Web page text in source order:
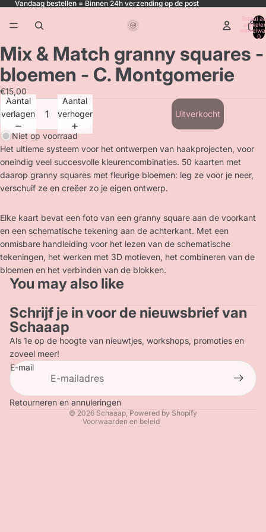
Vandaag bestellen = Binnen 24h verzending op de post
Totaal
0
Mix & Match granny squares -
bloemen - C. Montgomerie
€15,00
Aantal
verlagen
Aantal
verhogen
Uitverkocht
Niet op voorraad
Het ultieme systeem voor het ontwerpen van haakprojecten, voor
oneindig veel succesvolle kleurencombinaties. 50 kaarten met
daarop granny squares met fleurige bloemen: leg ze voor je neer,
verschuif ze en creëer zo je eigen ontwerp.
Elke kaart bevat een foto van een granny square aan de voorkant
en een schematische tekening aan de achterkant. Met een
onmisbare handleiding voor het lezen van de schematische
tekeningen, het werken met 3D motieven, het combineren van de
bloemen en het verbinden van de blokken.
You may also like
Schrijf je in voor de nieuwsbrief van
Schaaap
Als 1e op de hoogte van nieuwtjes, workshops, promoties en
zoveel meer!
E-mail
Retourneren en annuleringen
© 2026 Schaaap, Powered by Shopify
Voorwaarden en beleid
Privacybeleid
Terugbetalingsbeleid
Contactgegevens
Algemene voorwaarden
Wettelijke kennisgeving